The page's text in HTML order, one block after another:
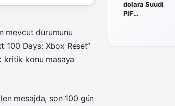
mevcut durumunu
100 Days: Xbox Reset”
kritik konu masaya
mesajda, son 100 gün
dolara Suudi
PIF